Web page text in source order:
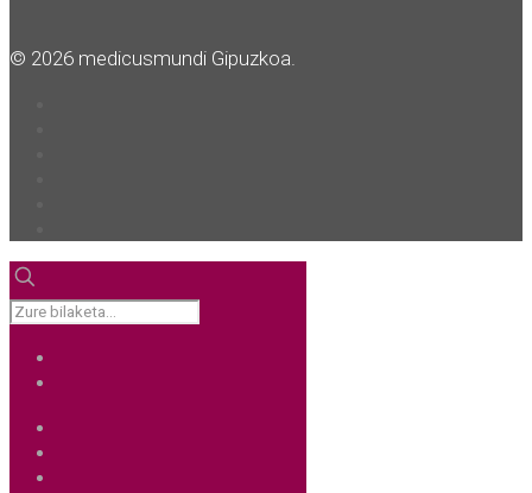
© 2026 medicusmundi Gipuzkoa.